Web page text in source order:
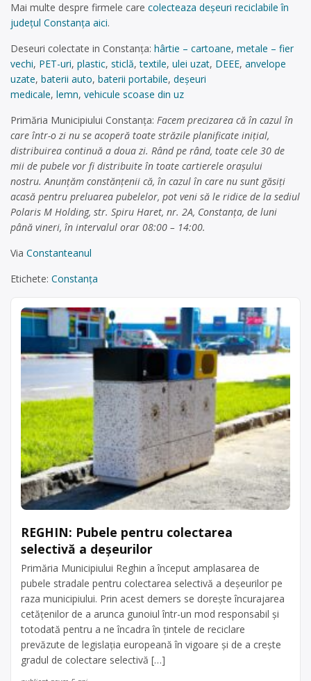
Mai multe despre firmele care colecteaza deșeuri reciclabile în
județul Constanța aici.
Deseuri colectate in Constanța: hârtie – cartoane, metale – fier
vechi, PET-uri, plastic, sticlă,textile, ulei uzat, DEEE, anvelope
uzate, baterii auto, baterii portabile, deșeuri
medicale, lemn, vehicule scoase din uz
Primăria Municipiului Constanța: Facem precizarea că în cazul în
care într-o zi nu se acoperă toate străzile planificate inițial,
distribuirea continuă a doua zi. Rând pe rând, toate cele 30 de
mii de pubele vor fi distribuite în toate cartierele orașului
nostru. Anunțăm constănțenii că, în cazul în care nu sunt găsiți
acasă pentru preluarea pubelelor, pot veni să le ridice de la sediul
Polaris M Holding, str. Spiru Haret, nr. 2A, Constanța, de luni
până vineri, în intervalul orar 08:00 – 14:00.
Via Constanteanul
Etichete: Constanța
REGHIN: Pubele pentru colectarea
selectivă a deșeurilor
Primăria Municipiului Reghin a început amplasarea de
pubele stradale pentru colectarea selectivă a deșeurilor pe
raza municipiului. Prin acest demers se dorește încurajarea
cetățenilor de a arunca gunoiul într-un mod responsabil și
totodată pentru a ne încadra în țintele de reciclare
prevăzute de legislația europeană în vigoare și de a crește
gradul de colectare selectivă […]